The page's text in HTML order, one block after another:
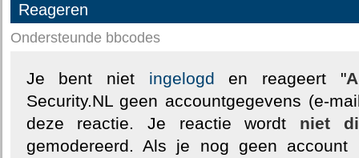
Reageren
Ondersteunde bbcodes
Je bent niet ingelogd en reageert "
Security.NL geen accountgegevens (e-
deze reactie. Je reactie wordt niet
gemodereerd. Als je nog geen